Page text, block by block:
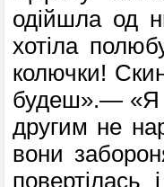
одійшла од
хотіла
колючки!
будеш».— «Я
другим не
вони
повертілась